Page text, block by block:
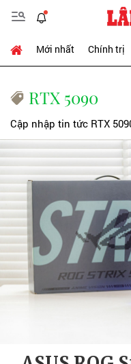
Mới nhất Chính trị
RTX 5090
Cập nhập tin tức RTX